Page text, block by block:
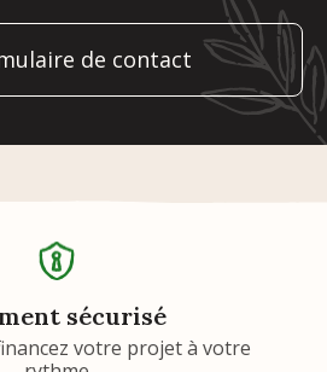
de contact
sécurisé
votre projet à votre